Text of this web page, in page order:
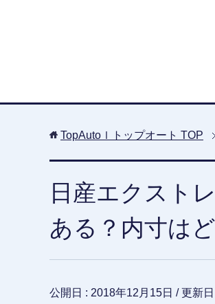
TopAutoｌトップオート TOP
日産エクスト
ある？内寸は
公開日 : 2018年12月15日 / 更新